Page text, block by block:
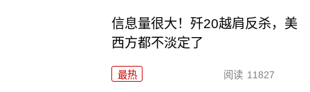
信息量很大！歼20越肩反杀，美
西方都不淡定了
最热 阅读 11827